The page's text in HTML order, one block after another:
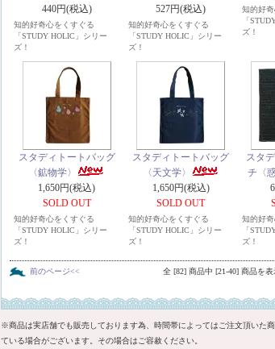
440円(税込)
知的好奇心をくすぐる
「STUDY HOLIC」シリー
ズ！
527円(税込)
知的好奇心をくすぐる
「STUDY HOLIC」シリー
ズ！
知的好
「
ズ！
スタディトートバッグ
〈鉱物学〉
1,650円(税込)
SOLD OUT
知的好奇心をくすぐる
「STUDY HOLIC」シリー
ズ！
スタディトートバッグ
〈天文学〉
1,650円(税込)
SOLD OUT
知的好奇心をくすぐる
「STUDY HOLIC」シリー
ズ！
スタ
チ〈
知的好
「
ズ！
前のページ<< 全 [82] 商品中 [21-40] 商品を
※商品は実店舗でも販売しております為、時間帯によってはご注文頂いた
ている場合がございます。その場合はご容赦ください。